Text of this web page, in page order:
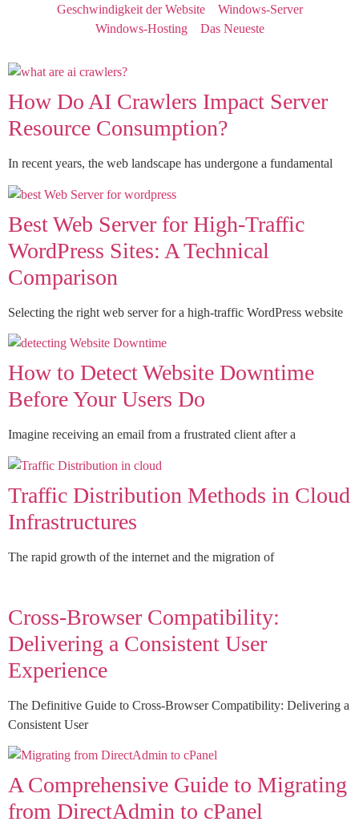
Geschwindigkeit der Website
Windows-Server
Windows-Hosting
Das Neueste
How Do AI Crawlers Impact Server
Resource Consumption?
In recent years, the web landscape has undergone a fundamental
Best Web Server for High-Traffic
WordPress Sites: A Technical
Comparison
Selecting the right web server for a high-traffic WordPress website
How to Detect Website Downtime
Before Your Users Do
Imagine receiving an email from a frustrated client after a
Traffic Distribution Methods in Cloud
Infrastructures
The rapid growth of the internet and the migration of
Cross-Browser Compatibility:
Delivering a Consistent User
Experience
The Definitive Guide to Cross-Browser Compatibility: Delivering a
Consistent User
A Comprehensive Guide to Migrating
from DirectAdmin to cPanel